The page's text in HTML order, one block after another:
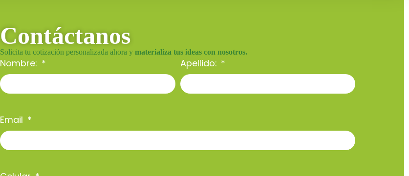
Contáctanos
Solicita tu cotización personalizada ahora ymaterializa tus ideas con nosotros.
Nombre: Apellido:
Email